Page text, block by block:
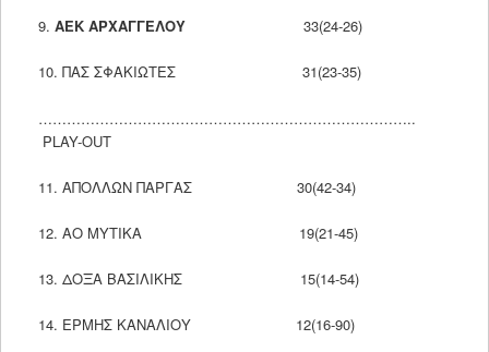
9. ΑΕΚ ΑΡΧΑΓΓΕΛΟΥ 33(24-26)
10. ΠΑΣ ΣΦΑΚΙΩΤΕΣ 31(23-35)
……………………………………………………………………..
PLAY-OUT
11. ΑΠΟΛΛΩΝ ΠΑΡΓΑΣ 30(42-34)
12. ΑΟ ΜΥΤΙΚΑ 19(21-45)
13. ΔΟΞΑ ΒΑΣΙΛΙΚΗΣ 15(14-54)
14. ΕΡΜΗΣ ΚΑΝΑΛΙΟΥ 12(16-90)